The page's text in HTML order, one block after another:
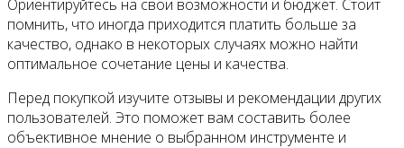
Ориентируйтесь на свои возможности и бюджет. Стоит
помнить, что иногда приходится платить больше за
качество, однако в некоторых случаях можно найти
оптимальное сочетание цены и качества.
Перед покупкой изучите отзывы и рекомендации других
пользователей. Это поможет вам составить более
объективное мнение о выбранном инструменте и